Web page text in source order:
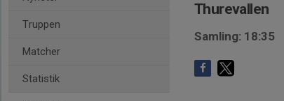
Truppen
Matcher
Statistik
Thurevallen
Samling: 18:35